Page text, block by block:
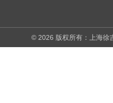
© 2026 版权所有：上海